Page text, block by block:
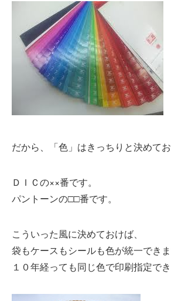
だから、「色」はきっちりと決めてお
ＤＩＣの××番です。
パントーンの□□番です。
こういった風に決めておけば、
袋もケースもシールも色が統一できま
１０年経っても同じ色で印刷指定でき